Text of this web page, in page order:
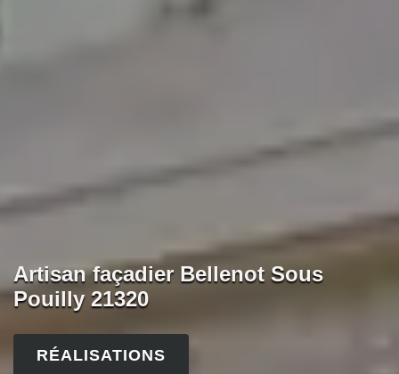
Artisan façadier Bellenot Sous
Pouilly 21320
RÉALISATIONS